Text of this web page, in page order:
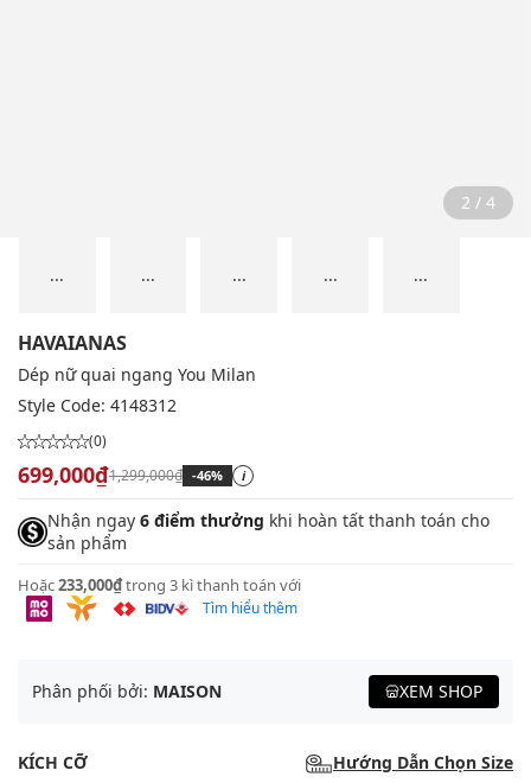
2 / 4
... ... ... ... ...
HAVAIANAS
Dép nữ quai ngang You Milan
Style Code: 4148312
(0)
699,000₫1,299,000₫ -46% i
Nhận ngay 6 điểm thưởng khi hoàn tất thanh toán cho
sản phẩm
Hoặc233,000₫trong 3 kì thanh toán với
Tìm hiểu thêm
Phân phối bởi: MAISON XEM SHOP
KÍCH CỠ Hướng Dẫn Chọn Size